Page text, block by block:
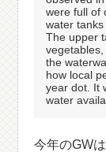
were full of
water
The upper
the
how local
year dot. It
water
今年のGW